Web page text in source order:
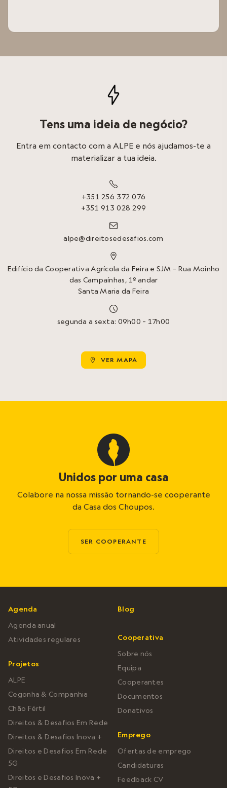
Tens uma ideia de negócio?
Entra em contacto com a ALPE e nós ajudamos-te a
materializar a tua ideia.

+351 256 372 076
+351 913 028 299

alpe@direitosedesafios.com

Edifício da Cooperativa Agrícola da Feira e SJM – Rua Moinho
das Campaínhas, 1º andar
Santa Maria da Feira

segunda a sexta: 09h00 – 17h00
 VER MAPA
Unidos por uma casa
Colabore na nossa missão tornando-se cooperante
da Casa dos Choupos.
SER COOPERANTE
Agenda
Agenda anual
Atividades regulares
Projetos
ALPE
Cegonha & Companhia
Chão Fértil
Direitos & Desafios Em Rede
Direitos & Desafios Inova +
Direitos e Desafios Em Rede
5G
Direitos e Desafios Inova +
Blog
Cooperativa
Sobre nós
Equipa
Cooperantes
Documentos
Donativos
Emprego
Ofertas de emprego
Candidaturas
Feedback CV